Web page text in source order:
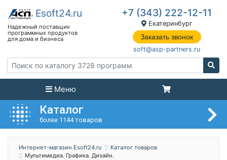
+7 (343) 222-12-11
Екатеринбург
Заказать звонок
soft@asp-partners.ru
Меню
Каталог
более 1144 товаров
Интернет-магазин Esoft24.ru
Каталог товаров
Мультимедиа. Графика. Дизайн.